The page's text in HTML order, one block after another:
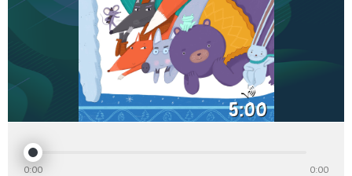
0:00 0:00